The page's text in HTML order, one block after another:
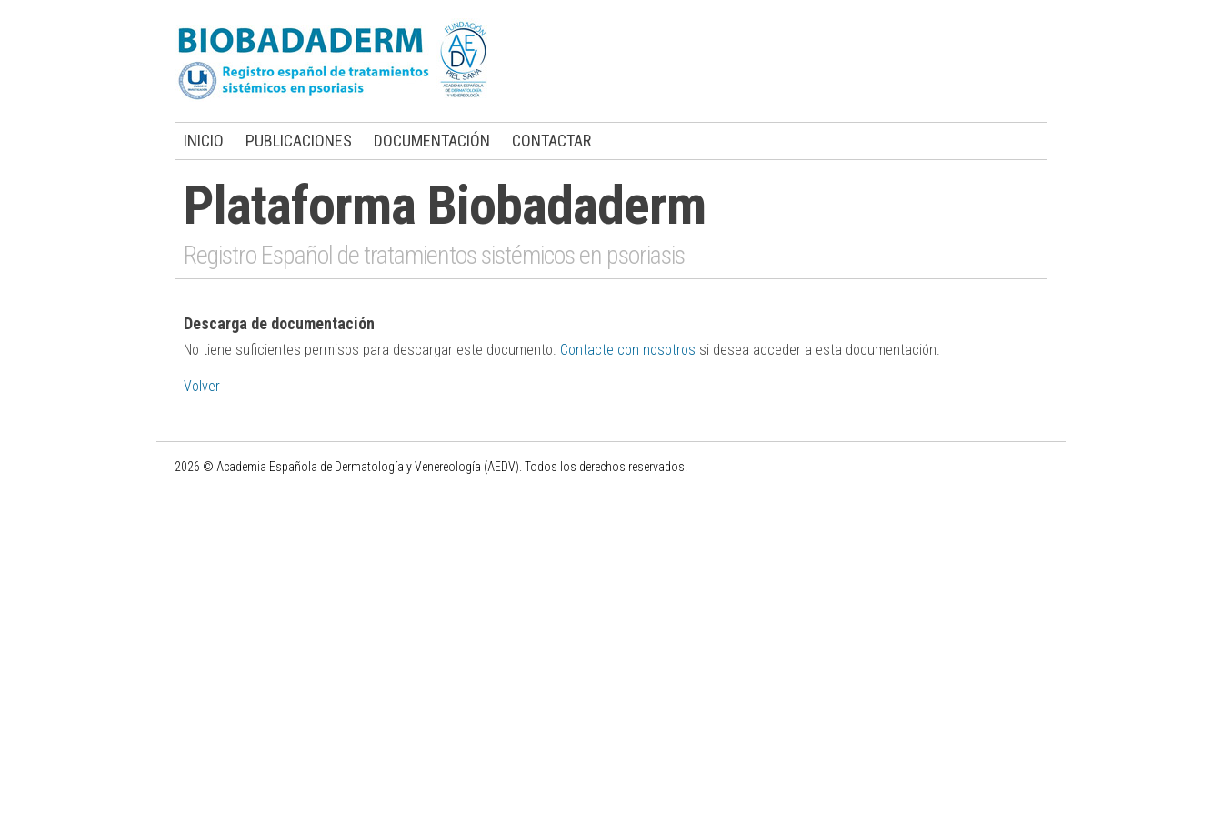
INICIO PUBLICACIONES DOCUMENTACIÓN CONTACTAR
Plataforma Biobadaderm
Registro Español de tratamientos sistémicos en psoriasis
Descarga de documentación
No tiene suficientes permisos para descargar este documento. Contacte con nosotros si desea acceder a esta documentación.
Volver
2026 © Academia Española de Dermatología y Venereología (AEDV). Todos los derechos reservados.